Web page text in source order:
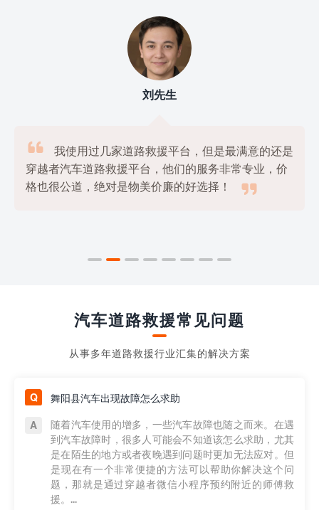
刘先生

我使用过几家道路救援平台，但是最满意的还是
穿越者汽车道路救援平台，他们的服务非常专业，价
格也很公道，绝对是物美价廉的好选择！

汽车道路救援常见问题
从事多年道路救援行业汇集的解决方案
舞阳县汽车出现故障怎么求助
随着汽车使用的增多，一些汽车故障也随之而来。在遇
到汽车故障时，很多人可能会不知道该怎么求助，尤其
是在陌生的地方或者夜晚遇到问题时更加无法应对。但
是现在有一个非常便捷的方法可以帮助你解决这个问
题，那就是通过穿越者微信小程序预约附近的师傅救
援。...